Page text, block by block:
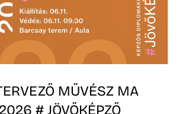
MŰVÉSZ MA
# JÖVŐKÉPZŐ